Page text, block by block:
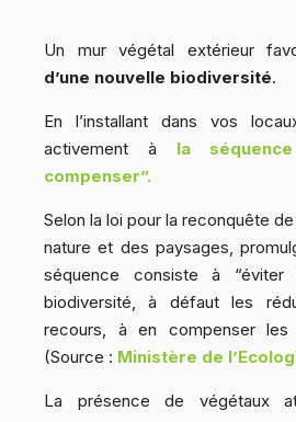
Un mur végétal extérieur
d’une nouvelle biodiversité.
En l’installant dans vos
activement à la
compenser”.
Selon la loi pour la reconquête
nature et des paysages,
séquence consiste à
biodiversité, à défaut les
recours, à en compenser les
(Source : Ministère de
La présence de végétaux